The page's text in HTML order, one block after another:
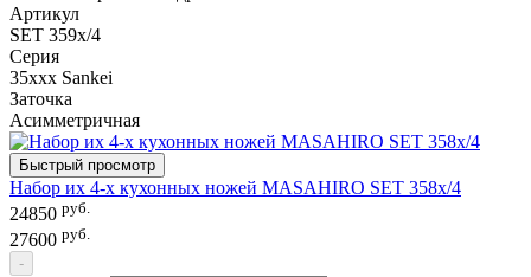
Артикул
SET 359х/4
Серия
35xxx Sankei
Заточка
Асимметричная
Быстрый просмотр
Набор их 4-х кухонных ножей MASAHIRO SET 358х/4
24850 руб.
27600 руб.
-